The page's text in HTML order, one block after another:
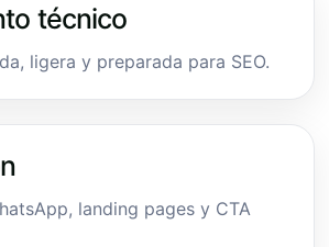
técnico
ligera y preparada para SEO.
landing pages y CTA